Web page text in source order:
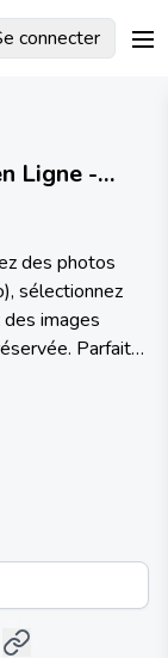
connecter
Ligne -
des photos
sélectionnez
images
Parfait
de texte OCR